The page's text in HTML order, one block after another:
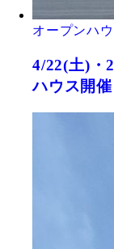
オープンハ
4/22(土)・
ハウス開催